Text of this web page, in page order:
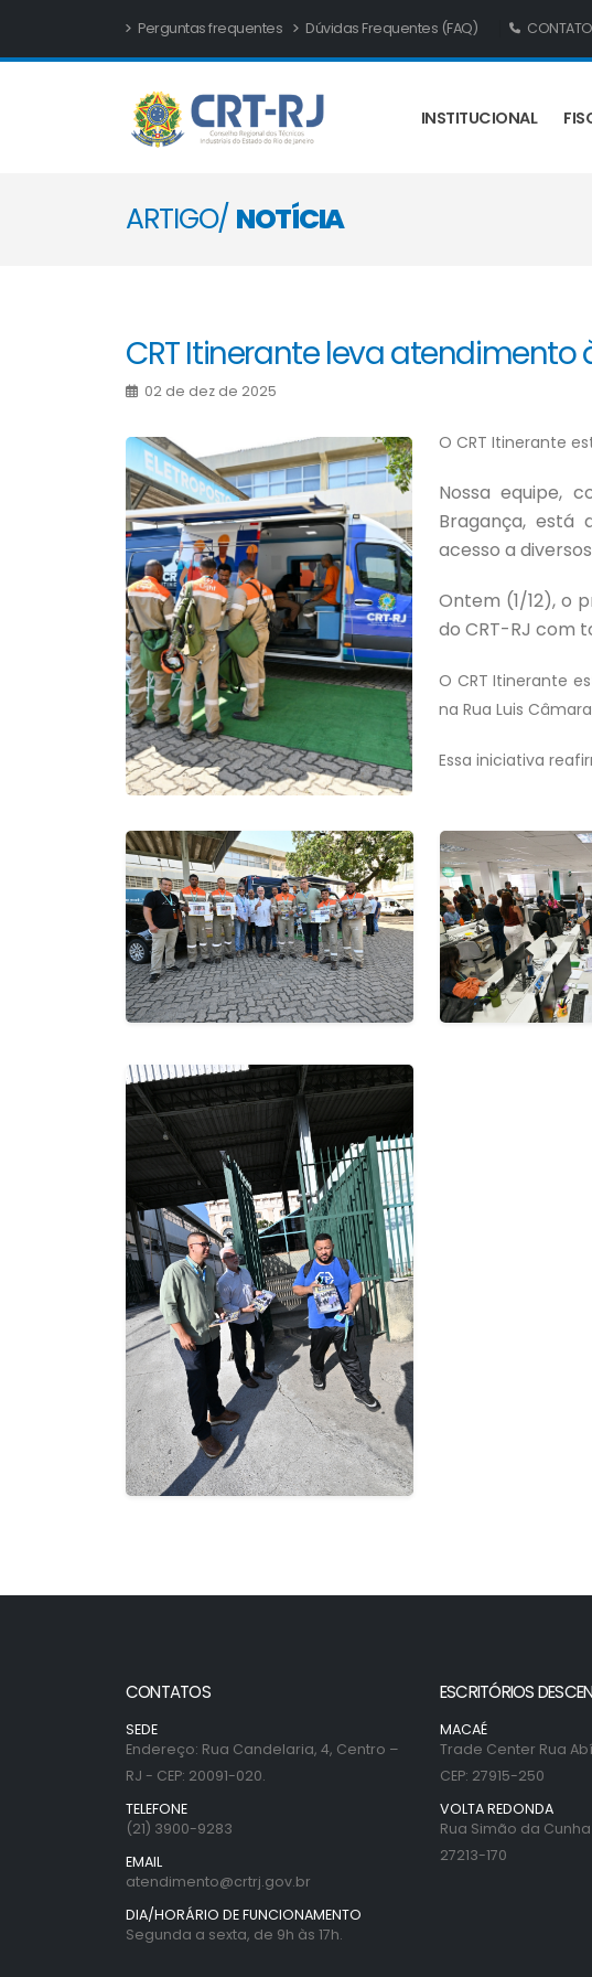
Perguntas frequentes Dúvidas Frequentes (FAQ)
INSTITUCIONAL
ARTIGO/ NOTÍCIA
CRT Itinerante leva atendimento
02 de dez de 2025
O CRT Itinerante
Nossa equipe,
Bragança, está
acesso a
Ontem (1/12), o
do CRT-RJ com
O CRT Itinerante
na Rua Luis
Essa iniciativa
CONTATOS
SEDE
Endereço: Rua Candelaria, 4, Centro –
RJ - CEP: 20091-020.
TELEFONE
(21) 3900-9283
EMAIL
atendimento@crtrj.gov.br
DIA/HORÁRIO DE FUNCIONAMENTO
Segunda a sexta, de 9h às 17h.
ESCRITÓRIOS
MACAÉ
Trade Center Rua
CEP: 27915-250
VOLTA REDONDA
Rua Simão da
27213-170